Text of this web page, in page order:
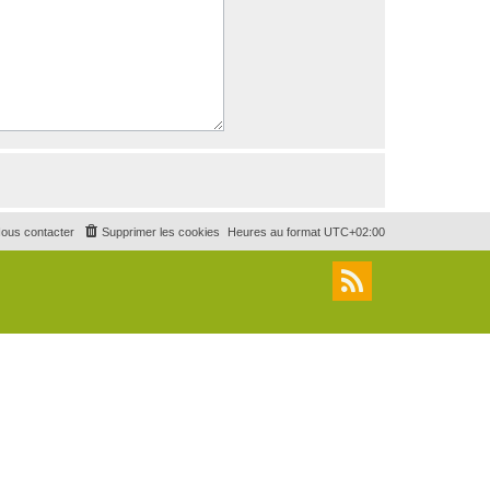
Heures au format UTC+02:00
Supprimer les cookies
contacter